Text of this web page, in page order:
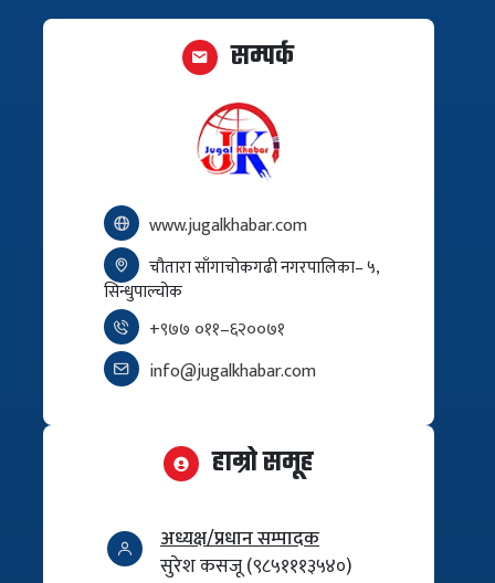
सम्पर्क
www.jugalkhabar.com
चौतारा साँगाचोकगढी नगरपालिका– ५,
सिन्धुपाल्चोक
+९७७ ०११–६२००७१
info@jugalkhabar.com
हाम्रो समूह
अध्यक्ष/प्रधान सम्पादक
सुरेश कसजू (९८५१११३५४०)